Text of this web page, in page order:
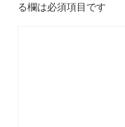
る欄は必須項目です